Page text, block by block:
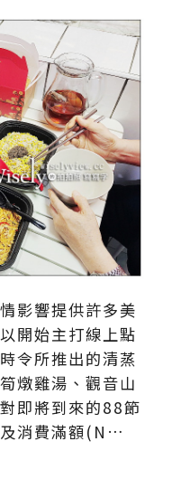
影響提供許多美
開始主打線上點
令所推出的清蒸
燉雞湯、觀音山
即將到來的88節
消費滿額(N…